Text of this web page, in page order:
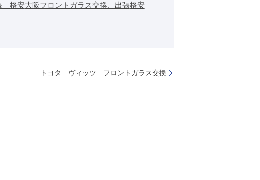
格安大阪フロントガラス交換、出張格安
トヨタ ヴィッツ フロントガラス交換